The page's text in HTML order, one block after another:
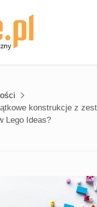
konstrukcje z
Lego Ideas?